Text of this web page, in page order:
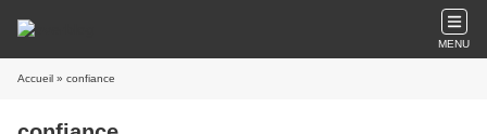
MENU
Accueil » confiance